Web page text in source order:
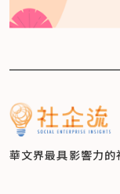
華文界最具影響力的